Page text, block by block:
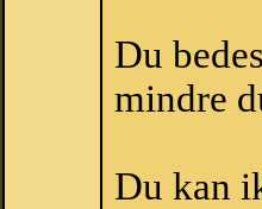
Du
mindre
Du kan